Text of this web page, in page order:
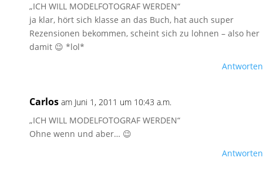
„ICH WILL MODELFOTOGRAF WERDEN“
ja klar, hört sich klasse an das Buch, hat auch super
Rezensionen bekommen, scheint sich zu lohnen – also her
damit 😉 *lol*
Antworten
Carlos am Juni 1, 2011 um 10:43 a.m.
„ICH WILL MODELFOTOGRAF WERDEN“
Ohne wenn und aber… 😉
Antworten